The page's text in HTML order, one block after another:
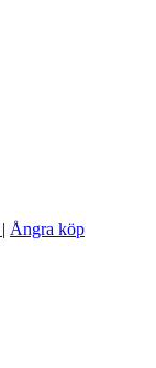
| Ångra köp